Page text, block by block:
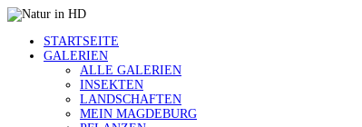
STARTSEITE
GALERIEN
ALLE GALERIEN
INSEKTEN
LANDSCHAFTEN
MEIN MAGDEBURG